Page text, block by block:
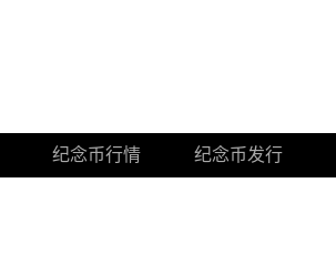
纪念币行情 纪念币发行